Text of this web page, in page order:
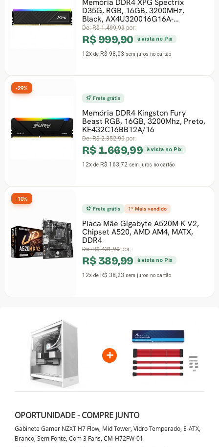
D35G, RGB, 16GB, 3200MHz,
Black, AX4U320016G16A-
SBKD35G
De:R$ 1.499,99por:
R$ 999,90 à vista no Pix
12xde R$ 98,03sem juros no cartão
Frete grátis
Memória DDR4 Kingston Fury
Beast RGB, 16GB, 3200Mhz, Preto,
KF432C16BB12A/16
De:R$ 2.352,90por:
R$ 1.669,99 à vista no Pix
12xde R$ 163,72sem juros no cartão
-29%
Frete grátis 1º Mais vendido
Placa Mãe Gigabyte A520M K V2,
Chipset A520, AMD AM4, MATX,
DDR4
De:R$ 431,90por:
R$ 389,99 à vista no Pix
12xde R$ 38,23sem juros no cartão
-10%
+
OPORTUNIDADE - COMPRE JUNTO
Gabinete Gamer NZXT H7 Flow, Mid Tower, Vidro Temperado, E-ATX,
Branco, Sem Fonte, Com 3 Fans, CM-H72FW-01